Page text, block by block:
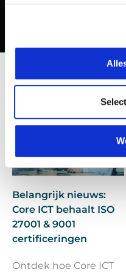
Belangrijk nieuws:
Core ICT behaalt ISO
27001 & 9001
certificeringen
Ontdek hoe Core ICT